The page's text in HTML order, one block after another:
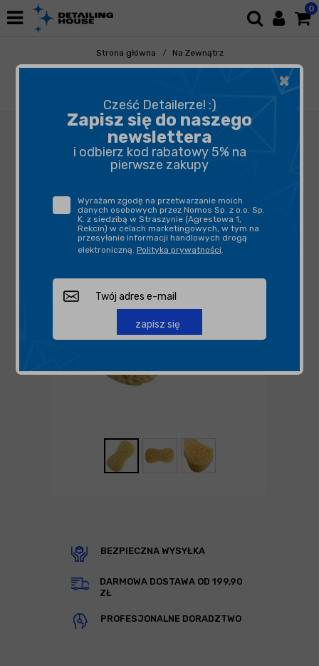
0
Strona główna
Na Zewnątrz
Mycie i Osuszanie
Rękawice i Gąbki
BEZPIECZNA WYSYŁKA
DARMOWA DOSTAWA OD 199,90
ZŁ
PROFESJONALNE DORADZTWO
×
Cześć Detailerze! :)
Zapisz się do naszego
newslettera
i odbierz kod rabatowy 5% na
pierwsze zakupy
Wyrażam zgodę na przetwarzanie moich
danych osobowych przez Nomos Sp. z o.o. Sp.
K. z siedzibą w Straszynie (Agrestowa 1,
Rekcin) w celach marketingowych, w tym na
przesyłanie informacji handlowych drogą
elektroniczną. Polityka prywatności.
zapisz się